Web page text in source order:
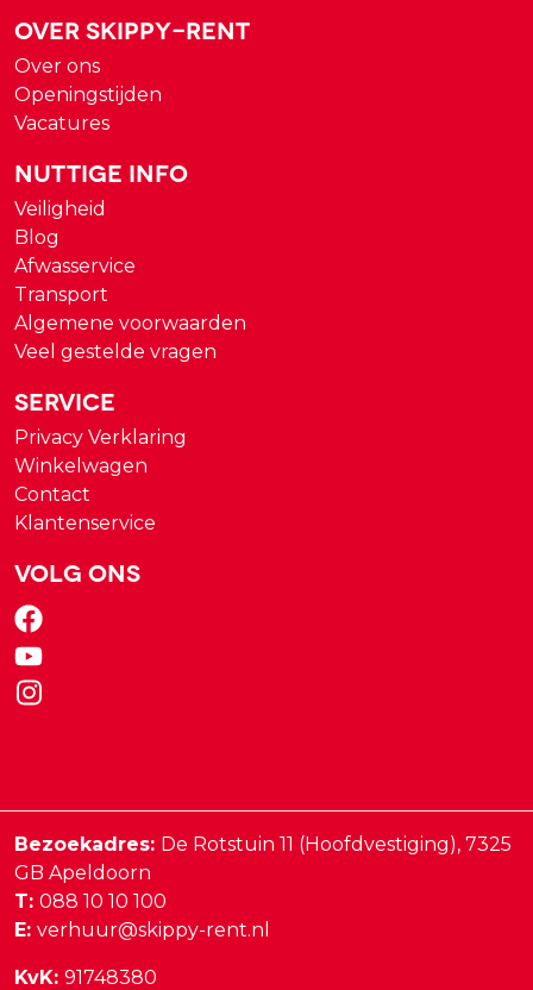
Over Skippy-rent
Over ons
Openingstijden
Vacatures
Nuttige Info
Veiligheid
Blog
Afwasservice
Transport
Algemene voorwaarden
Veel gestelde vragen
Service
Privacy Verklaring
Winkelwagen
Contact
Klantenservice
Volg ons
Bezoekadres: De Rotstuin 11 (Hoofdvestiging), 7325
GB Apeldoorn
T: 088 10 10 100
E: verhuur@skippy-rent.nl
KvK: 91748380